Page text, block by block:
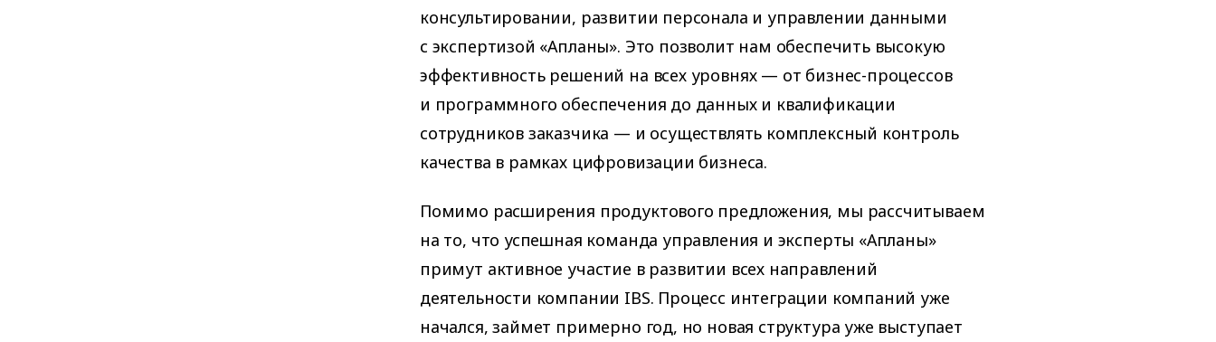
консультировании, развитии персонала и управлении данными
с экспертизой «Апланы». Это позволит нам обеспечить высокую
эффективность решений на всех уровнях — от бизнес-процессов
и программного обеспечения до данных и квалификации
сотрудников заказчика — и осуществлять комплексный контроль
качества в рамках цифровизации бизнеса.
Помимо расширения продуктового предложения, мы рассчитываем
на то, что успешная команда управления и эксперты «Апланы»
примут активное участие в развитии всех направлений
деятельности компании IBS. Процесс интеграции компаний уже
начался, займет примерно год, но новая структура уже выступает